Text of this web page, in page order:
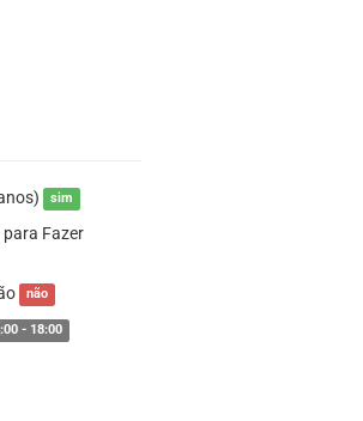
sim
Fazer
não
- 18:00